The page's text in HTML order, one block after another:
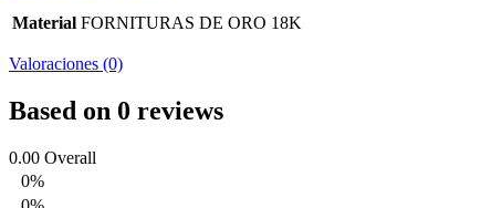
Material FORNITURAS DE ORO 18K
Valoraciones (0)
Based on 0 reviews
0.00 Overall
0%